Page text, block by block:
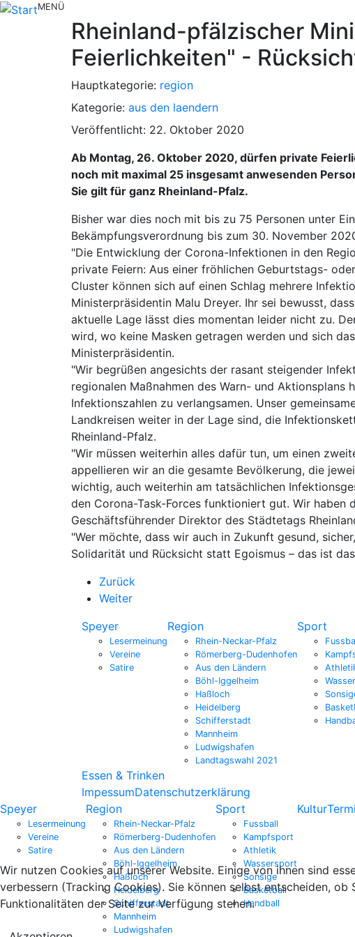
MENÜ
Rheinland-pfälzischer
Feierlichkeiten" -
Hauptkategorie: region
Kategorie: aus den laendern
Veröffentlicht: 22. Oktober 2020
Ab Montag, 26. Oktober 2020, dürfen private
noch mit maximal 25 insgesamt anwesenden
Sie gilt für ganz Rheinland-Pfalz.
Bisher war dies noch mit bis zu 75 Personen unter
Bekämpfungsverordnung bis zum 30. November
"Die Entwicklung der Corona-Infektionen in den
private Feiern: Aus einer fröhlichen Geburtstags-
Cluster können sich auf einen Schlag mehrere
Ministerpräsidentin Malu Dreyer. Ihr sei bewusst,
aktuelle Lage lässt dies momentan leider nicht zu.
wird, wo keine Masken getragen werden und sich
Ministerpräsidentin.
"Wir begrüßen angesichts der rasant steigender
regionalen Maßnahmen des Warn- und
Infektionszahlen zu verlangsamen. Unser
Landkreisen weiter in der Lage sind, die
Rheinland-Pfalz.
"Wir müssen weiterhin alles dafür tun, um einen
appellieren wir an die gesamte Bevölkerung, die
wichtig, auch weiterhin am tatsächlichen
den Corona-Task-Forces funktioniert gut. Wir
Geschäftsführender Direktor des Städtetags
"Wer möchte, dass wir auch in Zukunft gesund,
Solidarität und Rücksicht statt Egoismus – das ist
Zurück
Weiter
Speyer
Lesermeinung
Vereine
Satire
Region
Rhein-Neckar-Pfalz
Römerberg-Dudenhofen
Aus den Ländern
Böhl-Iggelheim
Haßloch
Heidelberg
Schifferstadt
Mannheim
Ludwigshafen
Landtagswahl 2021
Sport
Essen & Trinken
ImpessumDatenschutzerklärung
Speyer
Lesermeinung
Vereine
Satire
Region
Rhein-Neckar-Pfalz
Römerberg-Dudenhofen
Aus den Ländern
Böhl-Iggelheim
Haßloch
Heidelberg
Schifferstadt
Mannheim
Ludwigshafen
Sport
Fussball
Kampfsport
Athletik
Wassersport
Sonsige
Basketball
Handball
Kultur
Wir nutzen Cookies auf unserer Website. Einige von ihnen sind
verbessern (Tracking Cookies). Sie können selbst entscheiden,
Funktionalitäten der Seite zur Verfügung stehen.